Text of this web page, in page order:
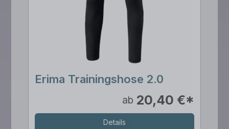
Erima Trainingshose 2.0
ab 20,40 €*
Details